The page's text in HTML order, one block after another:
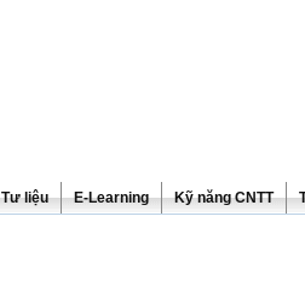
Tư liệu E-Learning Kỹ năng CNTT